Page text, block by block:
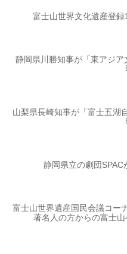
富士山世界文化遺産登
静岡県川勝知事が「東アジ
山梨県長崎知事が「富士五湖
静岡県立の劇団SPAC
富士山世界遺産国民会議コー
著名人の方からの富士山